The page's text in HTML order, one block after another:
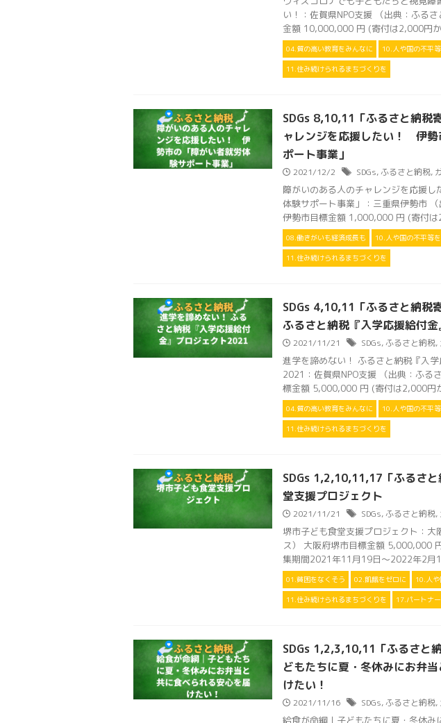
い！：佐賀県NPO支援 （出典：ふる
金額 10,000,000 円 (寄付は2,000円か
04.質の高い教育をみんなに 10.人や国の不平
11.住み続けられるまちづくりを
SDGs 8,10,11「ふるさと納税
ャレンジを応援したい！ 伊勢
ポート事業」
2021/12/2 SDGs,ふるさと納税,
障がいのある人のチャレンジを応援
体験サポート事業」：三重県伊勢市
伊勢市目標金額 1,000,000 円 (寄付は
08.働きがいも経済成長も 10.人や国の不平等
11.住み続けられるまちづくりを
SDGs 4,10,11「ふるさと納税
ふるさと納税『入学応援給付
2021/11/21 SDGs,ふるさと納税,
進学を諦めない！ ふるさと納税『入
2021：佐賀県NPO支援 （出典：ふる
標金額 5,000,000 円 (寄付は2,000円
04.質の高い教育をみんなに 10.人や国の不平
11.住み続けられるまちづくりを
SDGs 1,2,10,11,17「ふるさ
堂支援プロジェクト
2021/11/21 SDGs,ふるさと納税,
堺市子ども食堂支援プロジェクト：
ス） 大阪府堺市目標金額 5,000,000
集期間2021年11月19日～2022年2月
01.貧困をなくそう 02.飢餓をゼロに 10.人
11.住み続けられるまちづくりを 17.パートナ
SDGs 1,2,3,10,11「ふるさと
どもたちに夏・冬休みにお弁
けたい！
2021/11/16 SDGs,ふるさと納税,
給食が命綱｜子どもたちに夏・冬休み